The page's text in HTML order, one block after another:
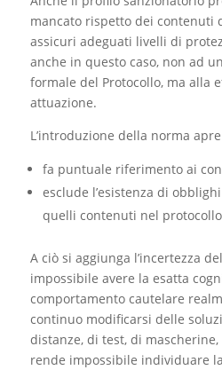
mancato rispetto dei contenuti
assicuri adeguati livelli di
anche in questo caso, non ad
formale del Protocollo, ma alla
attuazione.
L’introduzione della norma
fa puntuale riferimento ai
esclude l’esistenza di
quelli contenuti nel
A ciò si aggiunga l’incertezza
impossibile avere la esatta
comportamento cautelare
continuo modificarsi delle
distanze, di test, di
rende impossibile individuare